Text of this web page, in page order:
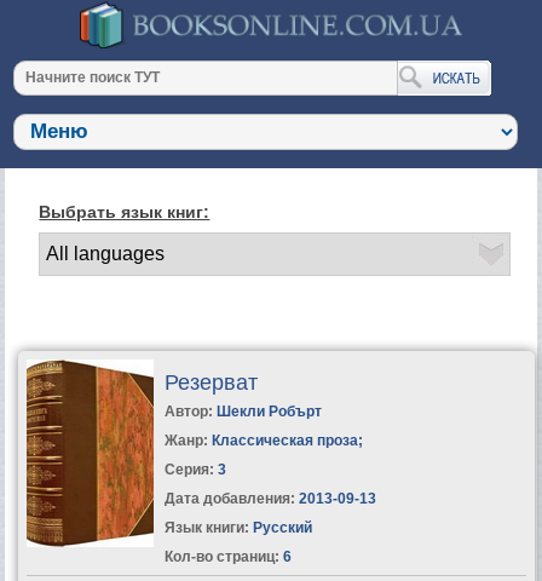
Выбрать язык книг:
Резерват
Автор: Шекли Робърт
Жанр: Классическая проза;
Серия: 3
Дата добавления: 2013-09-13
Язык книги: Русский
Кол-во страниц: 6